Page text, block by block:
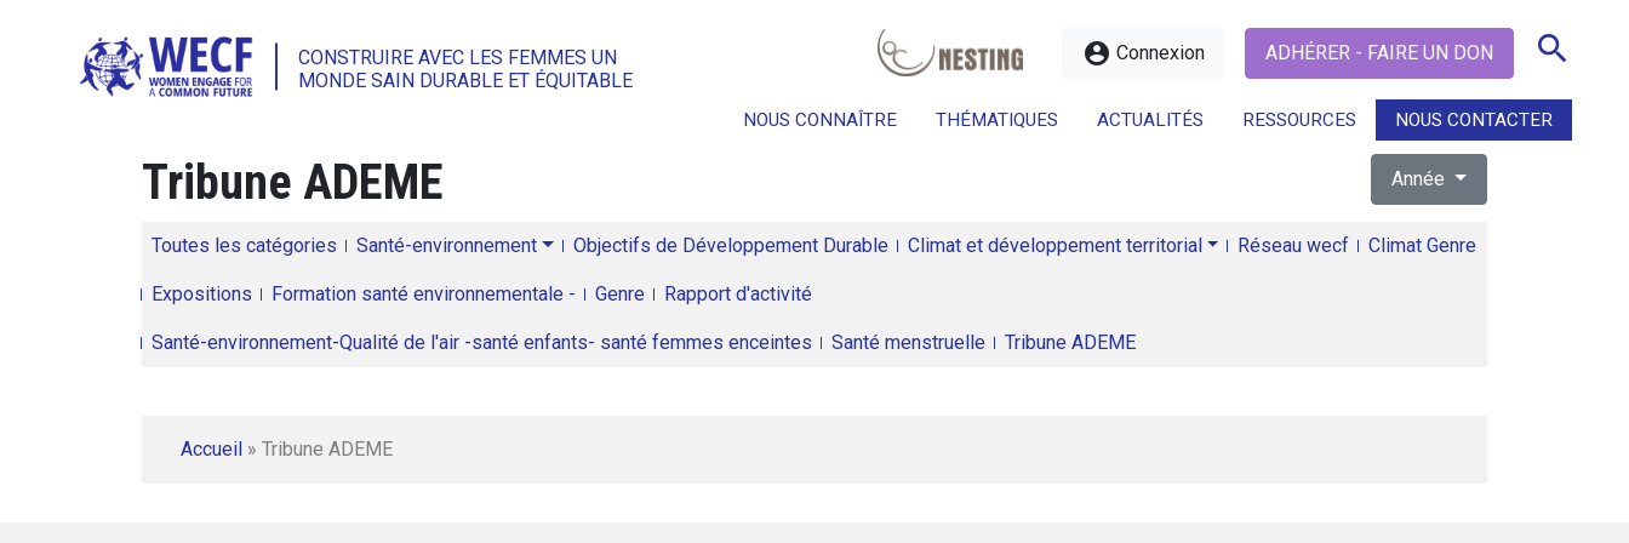
CONSTRUIRE AVEC LES FEMMES UN
MONDE SAIN DURABLE ET ÉQUITABLE
account_circle Connexion ADHÉRER - FAIRE UN DON search
NOUS CONNAÎTRE THÉMATIQUES ACTUALITÉS RESSOURCES NOUS CONTACTER
search
Tribune ADEME Année
Toutes les catégories Santé-environnement Objectifs de Développement Durable Climat et développement territorial Réseau wecf Climat Genre
Expositions Formation santé environnementale - Genre Rapport d'activité
Santé-environnement-Qualité de l'air -santé enfants- santé femmes enceintes Santé menstruelle Tribune ADEME
Accueil » Tribune ADEME